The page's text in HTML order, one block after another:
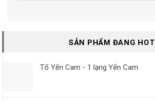
SẢN PHẨM ĐANG HOT
Tổ Yến Cam - 1 lạng Yến Cam